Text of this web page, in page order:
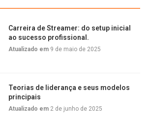
Carreira de Streamer: do setup inicial
ao sucesso profissional.
Atualizado em 9 de maio de 2025
Teorias de liderança e seus modelos
principais
Atualizado em 2 de junho de 2025